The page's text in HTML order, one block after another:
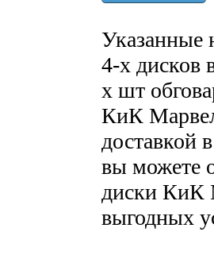
Указанные
4-х дисков
х шт
КиК
доставкой
вы можете
диски КиК
выгодных